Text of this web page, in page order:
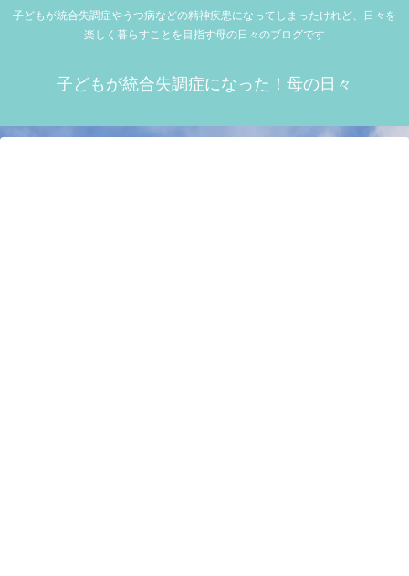
子どもが統合失調症やうつ病などの精神疾患になってしまったけれど、日々を
楽しく暮らすことを目指す母の日々のブログです
子どもが統合失調症になった！母の日々